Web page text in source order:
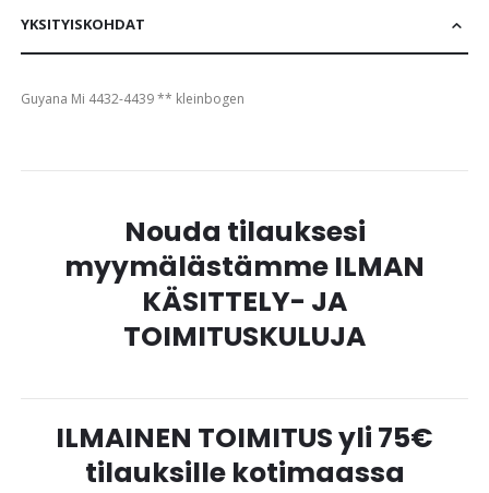
YKSITYISKOHDAT
Guyana Mi 4432-4439 ** kleinbogen
Nouda tilauksesi
myymälästämme ILMAN
KÄSITTELY- JA
TOIMITUSKULUJA
ILMAINEN TOIMITUS yli 75€
tilauksille kotimaassa